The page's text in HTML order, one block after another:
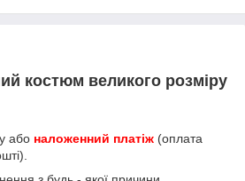
костюм великого розміру
або наложенний платіж (оплата